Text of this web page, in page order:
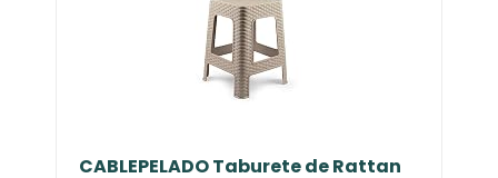
CABLEPELADO Taburete de Rattan